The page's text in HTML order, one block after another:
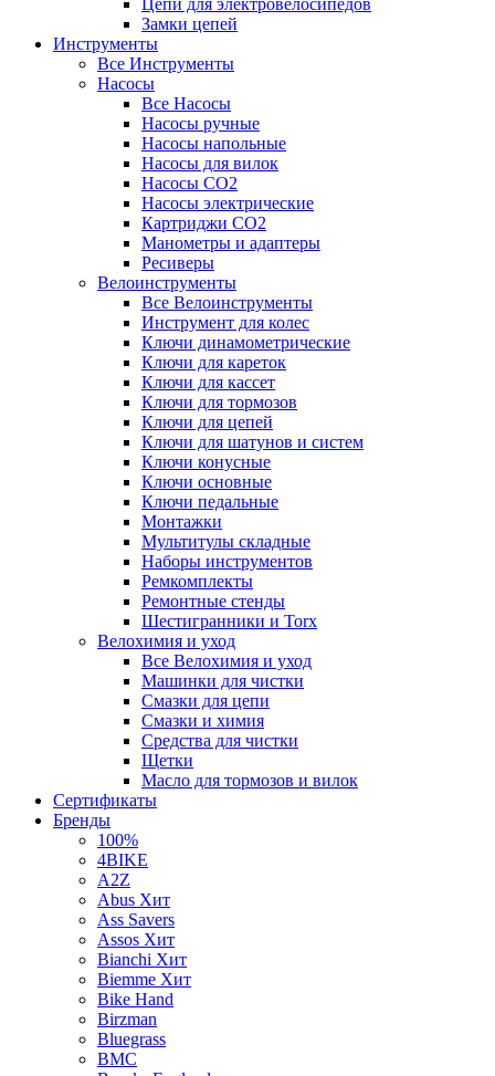
Цепи для электровелосипедов
Замки цепей
Инструменты
Все Инструменты
Насосы
Все Насосы
Насосы ручные
Насосы напольные
Насосы для вилок
Насосы CO2
Насосы электрические
Картриджи CO2
Манометры и адаптеры
Ресиверы
Велоинструменты
Все Велоинструменты
Инструмент для колес
Ключи динамометрические
Ключи для кареток
Ключи для кассет
Ключи для тормозов
Ключи для цепей
Ключи для шатунов и систем
Ключи конусные
Ключи основные
Ключи педальные
Монтажки
Мультитулы складные
Наборы инструментов
Ремкомплекты
Ремонтные стенды
Шестигранники и Torx
Велохимия и уход
Все Велохимия и уход
Машинки для чистки
Смазки для цепи
Смазки и химия
Средства для чистки
Щетки
Масло для тормозов и вилок
Сертификаты
Бренды
100%
4BIKE
A2Z
Abus Хит
Ass Savers
Assos Хит
Bianchi Хит
Biemme Хит
Bike Hand
Birzman
Bluegrass
BMC